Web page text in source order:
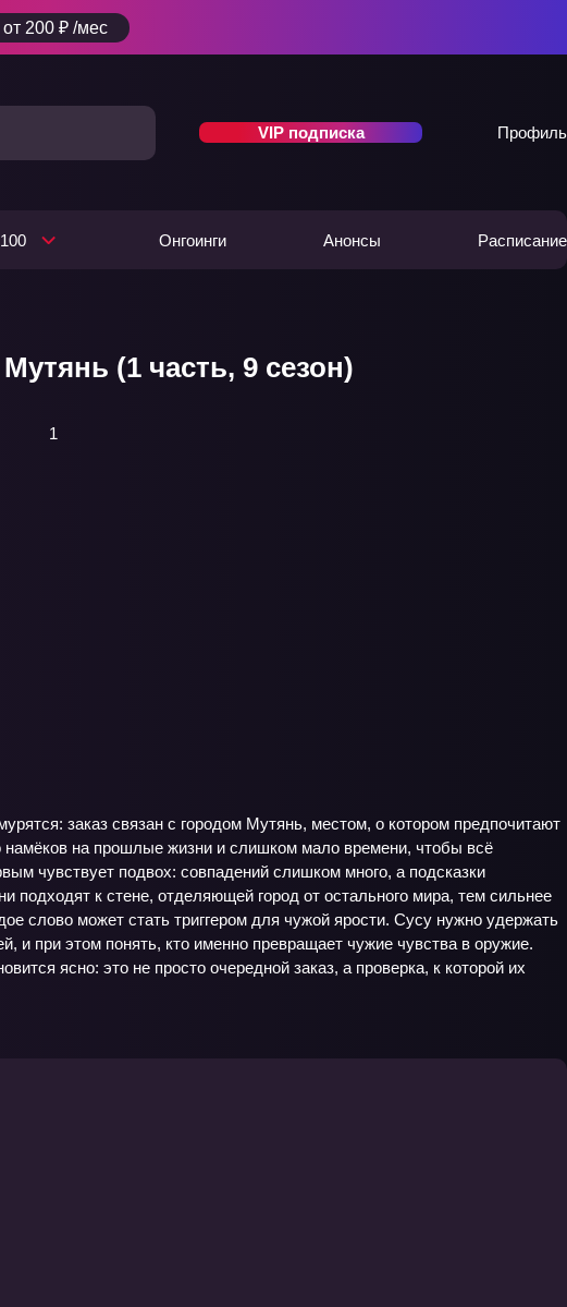
от 200 ₽ /мес
VIP подписка Профиль
Онгоинги Анонсы Расписание
(1 часть, 9 сезон)
1
заказ связан с городом Мутянь, местом, о котором предпочитают
на прошлые жизни и слишком мало времени, чтобы всё
чувствует подвох: совпадений слишком много, а подсказки
подходят к стене, отделяющей город от остального мира, тем сильнее
слово может стать триггером для чужой ярости. Сусу нужно удержать
и при этом понять, кто именно превращает чужие чувства в оружие.
ясно: это не просто очередной заказ, а проверка, к которой их